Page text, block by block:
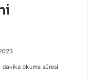
dakika okuma süresi